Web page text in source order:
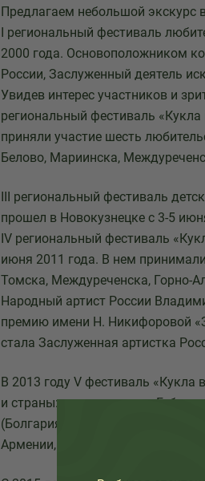
Предлагаем небольшой экскурс
I региональный фестиваль
2000 года. Основоположником
России, Заслуженный деятель
Увидев интерес участников и
региональный фестиваль
приняли участие шесть
Белово, Мариинска,
III региональный фестиваль
прошел в Новокузнецке с 3-5
IV региональный фестиваль
июня 2011 года. В нем
Томска, Междуреченска, Горно-
Народный артист России
премию имени Н. Никифоровой
стала Заслуженная артистка
В 2013 году V фестиваль «Кукла
и страны: при поддержке
(Болгария) и приобрел статус
Армении, России (Архангельск,